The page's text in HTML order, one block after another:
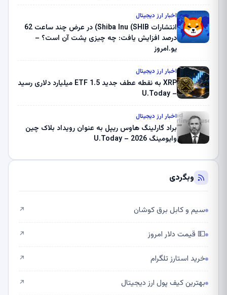
ثبت کرد – گزارش کریپتو صبح – U.Today
اخبار ارز دیجیتال
انتشارات Shiba Inu (SHIB) در عرض چند ساعت 62
درصد افزایش یافت: چه چیزی پشت آن است؟ –
یو.امروز
اخبار ارز دیجیتال
XRP به نقطه عطف جدید ETF 1.5 میلیارد دلاری رسید
– U.Today
اخبار ارز دیجیتال
براد گارلینگ هاوس ریپل به عنوان رویداد بلاک چین
وایومینگ 2026 – U.Today
وبگردی
سیم و کابل برق کوشان ↗
💵 قیمت دلار امروز ↗
خرید استارز تلگرام ↗
بهترین کیف پول ارز دیجیتال ↗